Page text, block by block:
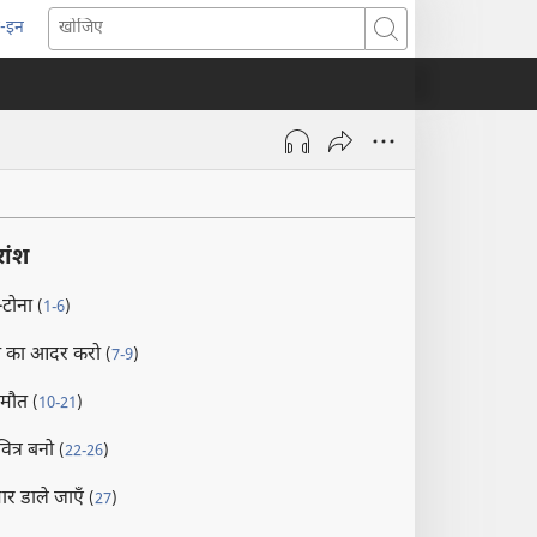
इन
खोजिए
(1-6)
का आदर करो (7-9)
(10-21)
बनो (22-26)
डाले जाएँ (27)